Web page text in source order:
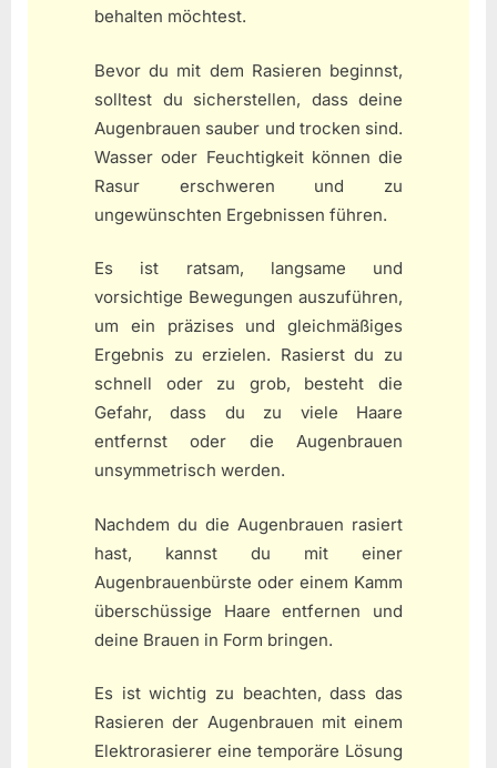
behalten möchtest.
Bevor du mit dem Rasieren beginnst,
solltest du sicherstellen, dass deine
Augenbrauen sauber und trocken sind.
Wasser oder Feuchtigkeit können die
Rasur erschweren und zu
ungewünschten Ergebnissen führen.
Es ist ratsam, langsame und
vorsichtige Bewegungen auszuführen,
um ein präzises und gleichmäßiges
Ergebnis zu erzielen. Rasierst du zu
schnell oder zu grob, besteht die
Gefahr, dass du zu viele Haare
entfernst oder die Augenbrauen
unsymmetrisch werden.
Nachdem du die Augenbrauen rasiert
hast, kannst du mit einer
Augenbrauenbürste oder einem Kamm
überschüssige Haare entfernen und
deine Brauen in Form bringen.
Es ist wichtig zu beachten, dass das
Rasieren der Augenbrauen mit einem
Elektrorasierer eine temporäre Lösung